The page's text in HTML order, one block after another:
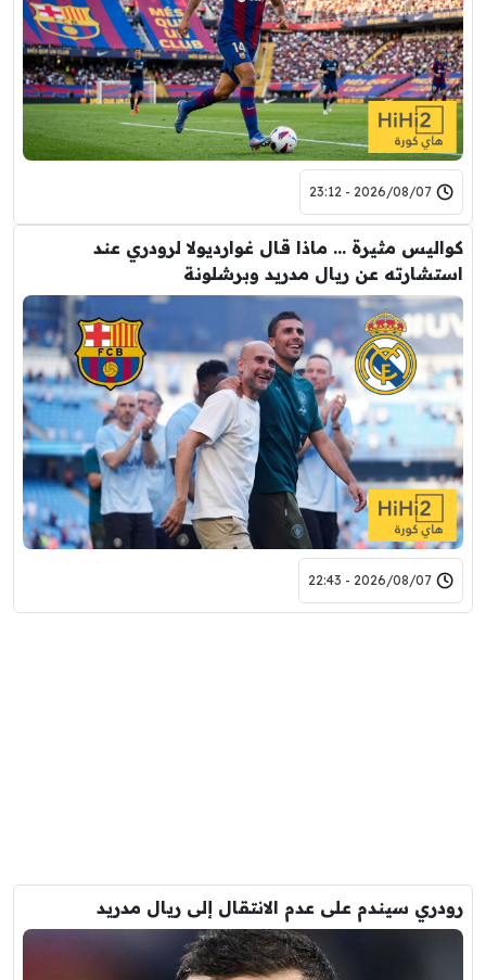
2026/08/07 - 23:12
كواليس مثيرة … ماذا قال غوارديولا لرودري عند
استشارته عن ريال مدريد وبرشلونة
2026/08/07 - 22:43
رودري سيندم على عدم الانتقال إلى ريال مدريد